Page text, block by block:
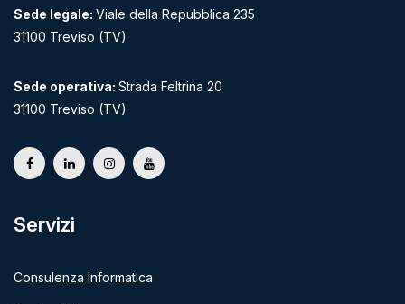
Sede legale: Viale della Repubblica 235
31100 Treviso (TV)
Sede operativa: Strada Feltrina 20
31100 Treviso (TV)
Servizi
Consulenza Informatica